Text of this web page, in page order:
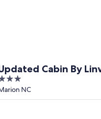
Cabin By
Room!
NC